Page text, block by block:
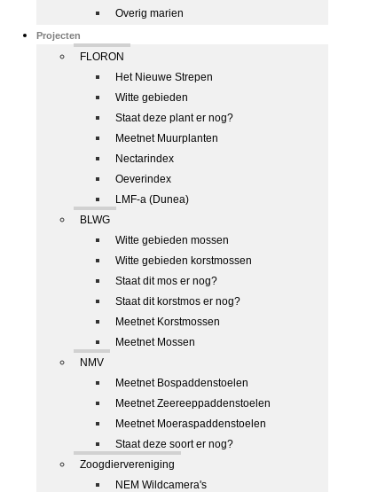
Overig marien
Projecten
FLORON
Het Nieuwe Strepen
Witte gebieden
Staat deze plant er nog?
Meetnet Muurplanten
Nectarindex
Oeverindex
LMF-a (Dunea)
BLWG
Witte gebieden mossen
Witte gebieden korstmossen
Staat dit mos er nog?
Staat dit korstmos er nog?
Meetnet Korstmossen
Meetnet Mossen
NMV
Meetnet Bospaddenstoelen
Meetnet Zeereeppaddenstoelen
Meetnet Moeraspaddenstoelen
Staat deze soort er nog?
Zoogdiervereniging
NEM Wildcamera's